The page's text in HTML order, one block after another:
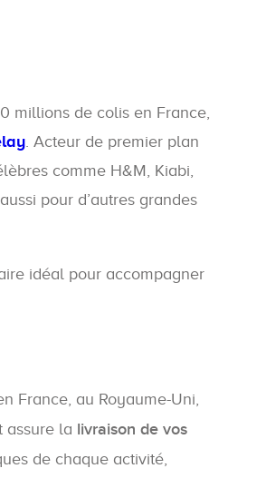
millions de colis en France,
. Acteur de premier plan
comme H&M, Kiabi,
pour d’autres grandes
idéal pour accompagner
France, au Royaume-Uni,
assure la livraison de vos
de chaque activité,